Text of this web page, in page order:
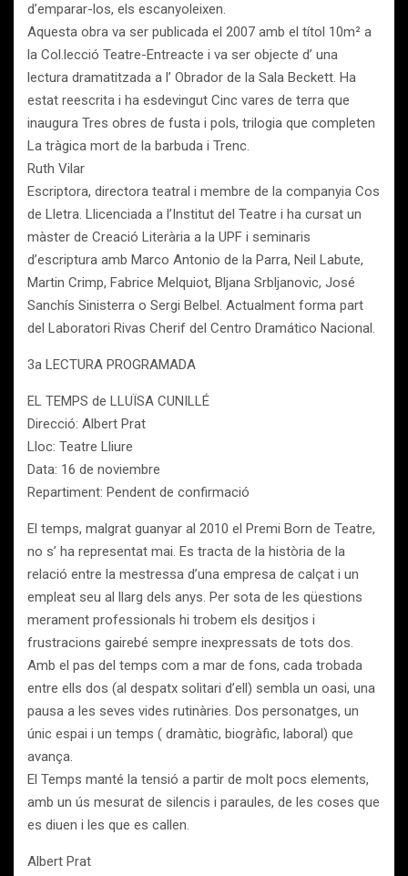
d’emparar-los, els escanyoleixen.
Aquesta obra va ser publicada el 2007 amb el títol 10m² a
la Col.lecció Teatre-Entreacte i va ser objecte d’ una
lectura dramatitzada a l’ Obrador de la Sala Beckett. Ha
estat reescrita i ha esdevingut Cinc vares de terra que
inaugura Tres obres de fusta i pols, trilogia que completen
La tràgica mort de la barbuda i Trenc.
Ruth Vilar
Escriptora, directora teatral i membre de la companyia Cos
de Lletra. Llicenciada a l’Institut del Teatre i ha cursat un
màster de Creació Literària a la UPF i seminaris
d’escriptura amb Marco Antonio de la Parra, Neil Labute,
Martin Crimp, Fabrice Melquiot, Bljana Srbljanovic, José
Sanchís Sinisterra o Sergi Belbel. Actualment forma part
del Laboratori Rivas Cherif del Centro Dramático Nacional.
3a LECTURA PROGRAMADA
EL TEMPS de LLUÏSA CUNILLÉ
Direcció: Albert Prat
Lloc: Teatre Lliure
Data: 16 de noviembre
Repartiment: Pendent de confirmació
El temps, malgrat guanyar al 2010 el Premi Born de Teatre,
no s’ ha representat mai. Es tracta de la història de la
relació entre la mestressa d’una empresa de calçat i un
empleat seu al llarg dels anys. Per sota de les qüestions
merament professionals hi trobem els desitjos i
frustracions gairebé sempre inexpressats de tots dos.
Amb el pas del temps com a mar de fons, cada trobada
entre ells dos (al despatx solitari d’ell) sembla un oasi, una
pausa a les seves vides rutinàries. Dos personatges, un
únic espai i un temps ( dramàtic, biogràfic, laboral) que
avança.
El Temps manté la tensió a partir de molt pocs elements,
amb un ús mesurat de silencis i paraules, de les coses que
es diuen i les que es callen.
Albert Prat